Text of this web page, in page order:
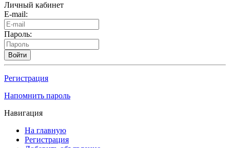
Личный кабинет
E-mail:
Пароль:
Войти
Регистрация
Напомнить пароль
Навигация
На главную
Регистрация